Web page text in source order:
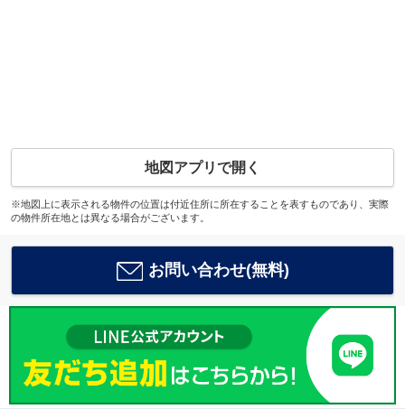
地図アプリで開く
※地図上に表示される物件の位置は付近住所に所在することを表すものであり、実際
の物件所在地とは異なる場合がございます。
お問い合わせ(無料)